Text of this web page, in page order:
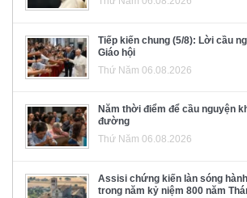
Tiếp kiến chung (5/8): Lời cầu
Giáo hội
Thứ Năm 06.08.2026
Năm thời điểm để cầu nguyện
đường
Thứ Năm 06.08.2026
Assisi chứng kiến làn sóng
trong năm kỷ niệm 800 năm